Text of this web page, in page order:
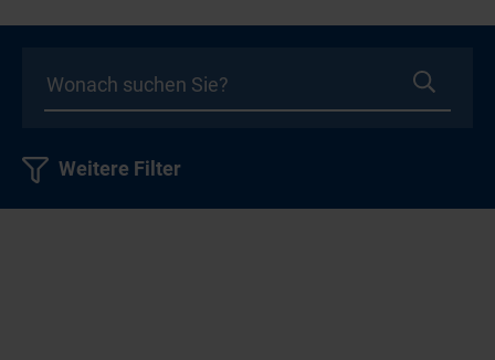
Weitere Filter